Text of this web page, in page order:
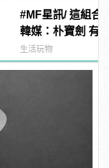
#MF星訊/ 這組合
韓媒：朴寶劍 有
電影《徐福》！
生活玩物